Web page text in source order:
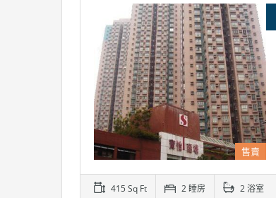
售賣
415 Sq Ft 2 睡房 2 浴室